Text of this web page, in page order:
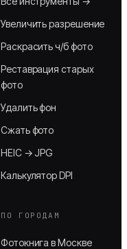
Увеличить разрешение
Раскрасить ч/б фото
Реставрация старых
фото
Удалить фон
Сжать фото
HEIC → JPG
Калькулятор DPI
ПО ГОРОДАМ
Фотокнига в Москве